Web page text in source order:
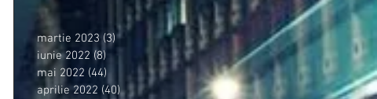
martie 2023 (3)3 postări
iunie 2022 (8) 8 postări
mai 2022 (44) 44 postări
aprilie 2022 (40)40 postări